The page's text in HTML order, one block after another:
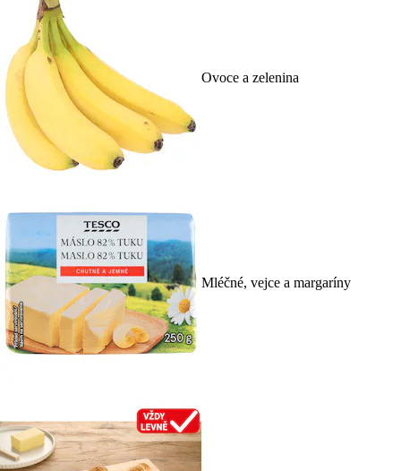
Ovoce a zelenina
Mléčné, vejce a margaríny